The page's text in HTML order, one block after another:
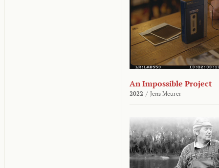
An Impossible Project
2022 / Jens Meurer